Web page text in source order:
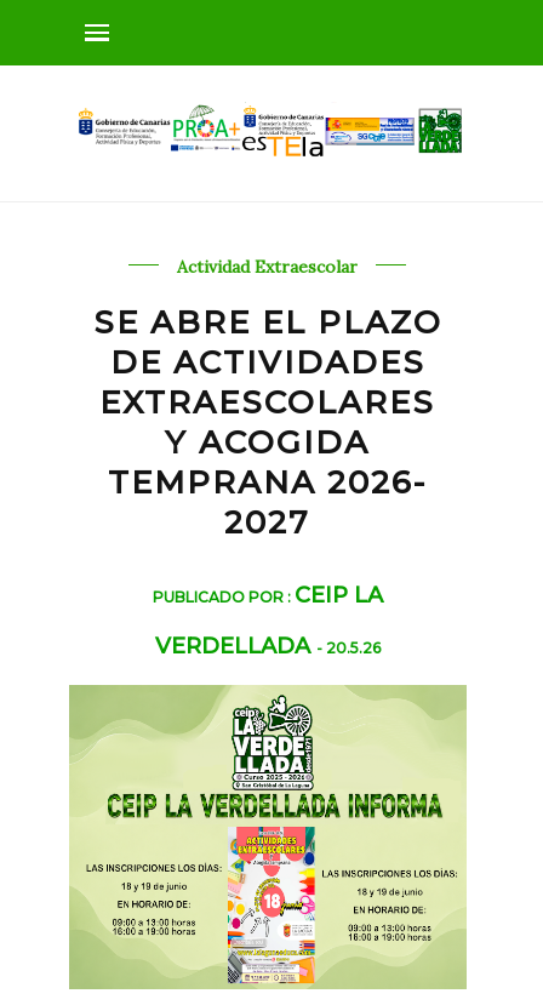
Actividad Extraescolar
SE ABRE EL PLAZO
DE ACTIVIDADES
EXTRAESCOLARES
Y ACOGIDA
TEMPRANA 2026-
2027
PUBLICADO POR : CEIP LA
VERDELLADA - 20.5.26